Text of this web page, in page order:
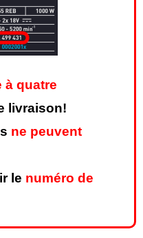
à quatre
livraison!
ne peuvent
le numéro de